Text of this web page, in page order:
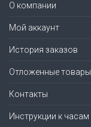
О компании
Мой аккаунт
История заказов
Отложенные товары
Контакты
Инструкции к часам